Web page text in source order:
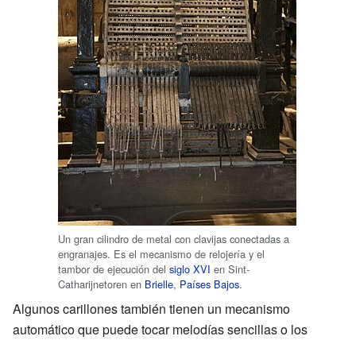
Un gran cilindro de metal con clavijas conectadas a
engranajes. Es el mecanismo de relojería y el
tambor de ejecución del siglo XVI en Sint-
Catharijnetoren en Brielle, Países Bajos.
Algunos carillones también tienen un mecanismo
automático que puede tocar melodías sencillas o los